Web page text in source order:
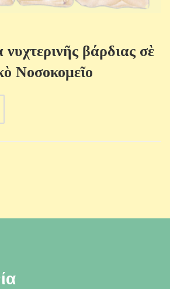
βάρδιας σὲ
Νοσοκομεῖο